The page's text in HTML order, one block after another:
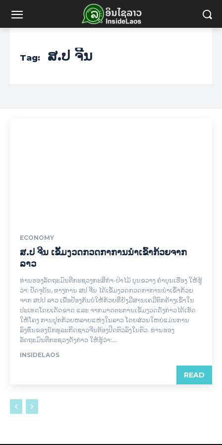
Tag: ສ.ປ ຈີນ
ECONOMY
ສ.ປ ຈີນ ເຂັ້ມງວດກວດກາການນໍາເຂົ້າກ້ວຍຈາກ
ລາວ
ທ່ານຮອງລັດຖະມົນຕີກະຊວງກະສິກໍາ-ປ່າໄມ້ ບຸນຂວາງ ຄໍາບຸນເຮືອງ ໃຫ້ຮູ້
ວ່າ: ປັດຈຸບັນ, ທາງການ ສປ ຈີນ ໄດ້ເຂັ້ມງວດກວດກາການນໍາເຂົ້າກ້ວຍ
ຈາກ ສປປ ລາວ ເພື່ອປ້ອງກັນບໍ່ໃຫ້ກ້ວຍທີ່ຍັງມີສານເຄມີຕົກຄ້າງເຂົ້າໃນ
ປະເທດໂດຍເດັດຂາດ ແລະ ຈາກມາດຕະການເຂັ້ມງວດດັ່ງກ່າວໄດ້ເຮັດ
ໃຫ້ໂຄງ ການປູກກ້ວຍຫລາຍແຫ່ງໃນລາວ ໂດຍສ່ວນໃຫຍ່ແມ່ນການ
ລົງທຶນຂອງນັກທຸລະກິດຊາວຈີນຕ້ອງປິດຕົວລົງໃນຕົວ. ທ່ານຮອງ
ລັດຖະມົນຕີກະຊວງດັ່ງກ່າວ ໃຫ້ຮູ້ວ່າ:...
INSIDELAOS
READ